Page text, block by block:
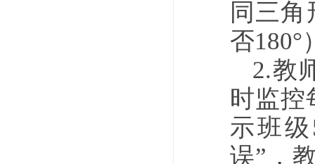
同三
否
2.教
时监控
示班
误”，